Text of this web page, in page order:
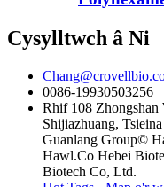
Cysylltwch â Ni
0086-19930503256
Rhif 108 Zhongshan
Shijiazhuang, Tsieina
Guanlang Group©
Hawl.Co Hebei
Biotech Co, Ltd.